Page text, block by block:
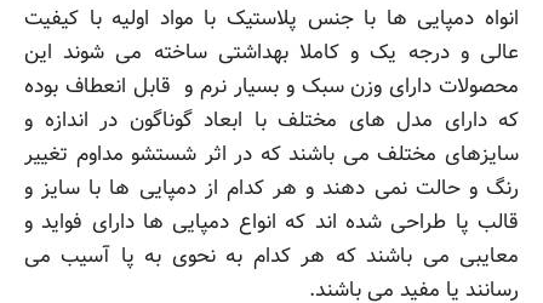
انواه دمپایی ها با جنس پلاستیک با مواد اولیه با کیفیت
عالی و درجه یک و کاملا بهداشتی ساخته می شوند این
محصولات دارای وزن سبک و بسیار نرم و قابل انعطاف بوده
که دارای مدل های مختلف با ابعاد گوناگون در اندازه و
سایزهای مختلف می باشند که در اثر شستشو مداوم تغییر
رنگ و حالت نمی دهند و هر کدام از دمپایی ها با سایز و
قالب پا طراحی شده اند که انواع دمپایی ها دارای فواید و
معایبی می باشند که هر کدام به نحوی به پا آسیب می
رسانند یا مفید می باشند.